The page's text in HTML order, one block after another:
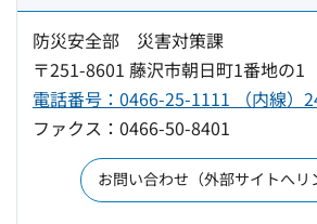
防災安全部 災害対策課
〒251-8601 藤沢市朝日町1番地の
電話番号：0466-25-1111 （内線）
ファクス：0466-50-8401
お問い合わせ（外部サイトへリ